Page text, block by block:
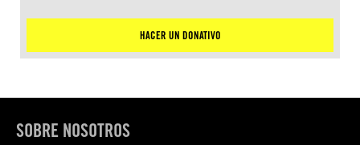
HACER UN DONATIVO
SOBRE NOSOTROS